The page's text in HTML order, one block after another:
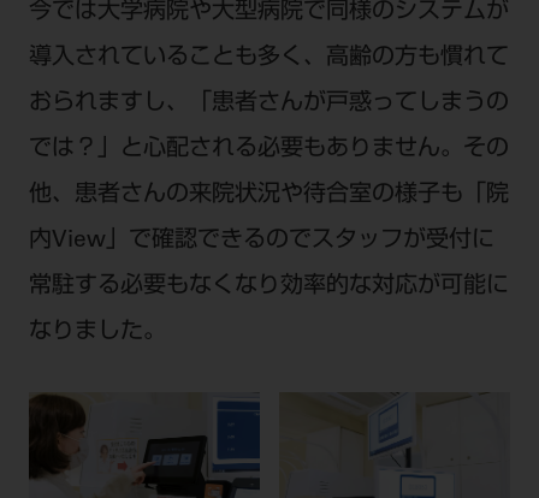
今では大学病院や大型病院で同様のシステムが
導入されていることも多く、高齢の方も慣れて
おられますし、「患者さんが戸惑ってしまうの
では？」と心配される必要もありません。その
他、患者さんの来院状況や待合室の様子も「院
内View」で確認できるのでスタッフが受付に
常駐する必要もなくなり効率的な対応が可能に
なりました。